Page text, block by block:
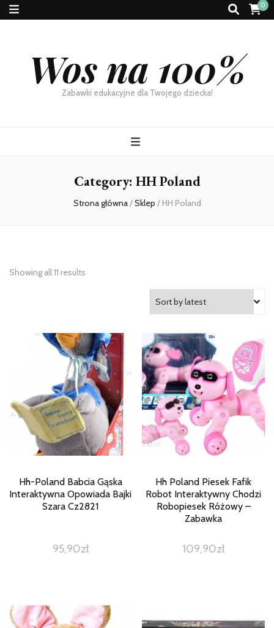
0
Wos na 100%
Zabawki edukacyjne dla Twojego dziecka!
Category: HH Poland
Strona główna/Sklep / HH Poland
Showing all 11 results
Hh-Poland Babcia Gąska
Interaktywna Opowiada Bajki
Szara Cz2821
95,90zł
Hh Poland Piesek Fafik
Robot Interaktywny Chodzi
Robopiesek Różowy –
Zabawka
109,90zł